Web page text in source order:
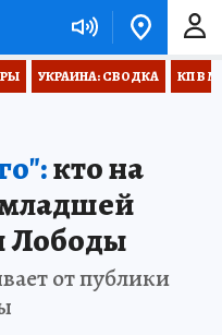
УКРАИНА: СВОДКА КП В
кто на
Лободы
от публики